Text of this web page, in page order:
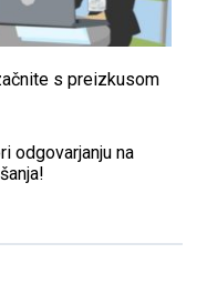
s preizkusom
odgovarjanju na